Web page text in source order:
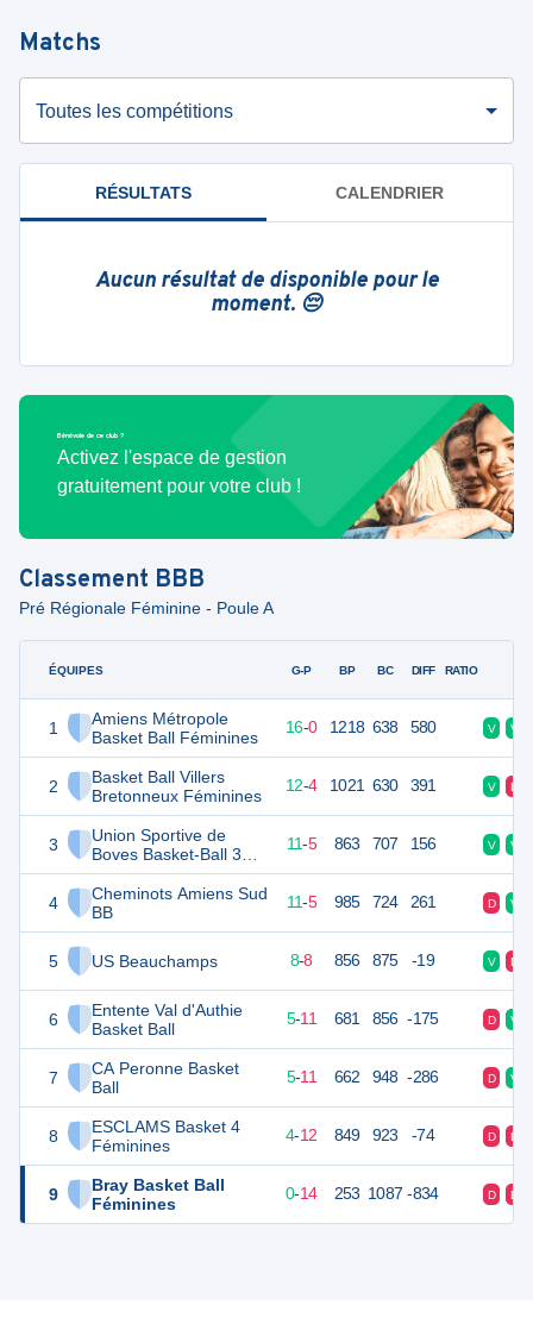
Matchs
Toutes les compétitions
RÉSULTATS CALENDRIER
Aucun résultat de disponible pour le
moment. 😔
Bénévole de ce club ?
Activez l'espace de gestion
gratuitement pour votre club !
Classement BBB
Pré Régionale Féminine - Poule A
ÉQUIPES
1
Amiens Métropole
Basket Ball Féminines
2
Basket Ball Villers
Bretonneux Féminines
3
Union Sportive de
Boves Basket-Ball 3
Féminines
4
Cheminots Amiens Sud
BB
5 US Beauchamps
6
Entente Val d'Authie
Basket Ball
7
CA Peronne Basket
Ball
8
ESCLAMS Basket 4
Féminines
9
Bray Basket Ball
Féminines
G-P BP BC DIFF RATIO
32 16-0 1218 638 580 V V
28 12-4 1021 630 391 V D
27 11-5 863 707 156 V V
27 16 11-5 985 724 261 D V
24 8-8 856 875 -19 V D
21 5-11 681 856 -175 D V
21 5-11 662 948 -286 D V
20 4-12 849 923 -74 D D
14 0-14 253 1087 -834 D D